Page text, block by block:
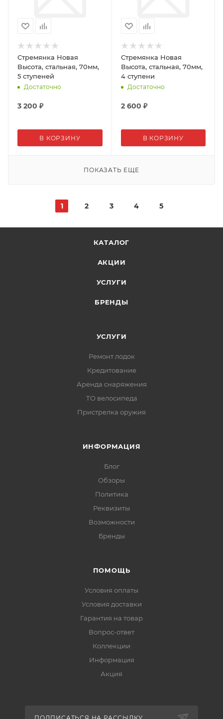
Стремянка Новая
Высота, стальная, 70мм,
5 ступеней
Достаточно
3 200 ₽
В КОРЗИНУ
Стремянка Новая
Высота, стальная, 70мм,
4 ступени
Достаточно
2 600 ₽
В КОРЗИНУ
ПОКАЗАТЬ ЕЩЕ
1 2 3 4 5
КАТАЛОГ
АКЦИИ
УСЛУГИ
БРЕНДЫ
УСЛУГИ
Ремонт лодок
Кредитование
Аренда снаряжения
ТО велосипеда
Пристрелка оружия
ИНФОРМАЦИЯ
Блог
Обзоры
Политика
Реквизиты
Возможности
Бренды
ПОМОЩЬ
Условия оплаты
Условия доставки
Гарантия на товар
Вопрос-ответ
Коллекции
Информация
Акция